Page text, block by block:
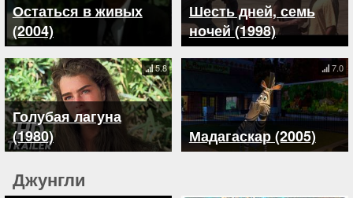
Остаться в живых
(2004)
Шесть дней, семь
ночей (1998)
Голубая лагуна
(1980)
5.8
Мадагаскар (2005)
7.0
Джунгли